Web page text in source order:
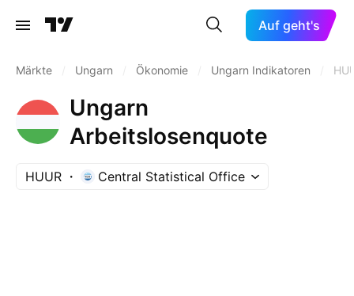
Auf geht's
Märkte Ungarn Ökonomie Ungarn Indikatoren
Ungarn
Arbeitslosenquote
HUUR Central Statistical Office